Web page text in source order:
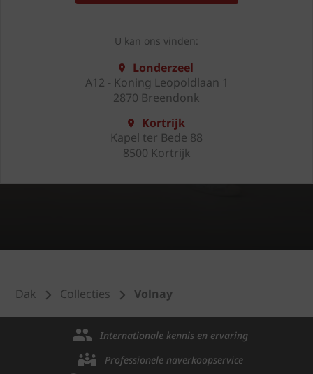
U kan ons vinden:
Londerzeel
A12 - Koning Leopoldlaan 1
2870 Breendonk
Kortrijk
Kapel ter Bede 88
8500 Kortrijk
Dak Collecties Volnay
Internationale kennis en ervaring
Professionele naverkoopservice